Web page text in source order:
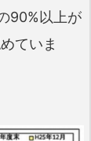
90%以上が
ていま